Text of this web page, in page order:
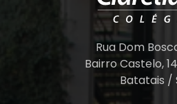
Rua Dom
Bairro Castelo,
Batatais /